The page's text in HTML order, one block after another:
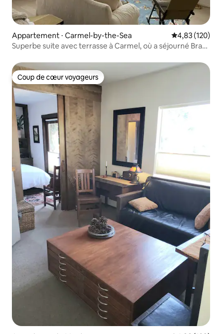
Appartement ⋅ Carmel-by-the-Sea Évaluation
4,83 (120)
Superbe suite avec terrasse à Carmel, où a séjourné Brad
Coup de cœur voyageurs
Coup de cœur voyageurs